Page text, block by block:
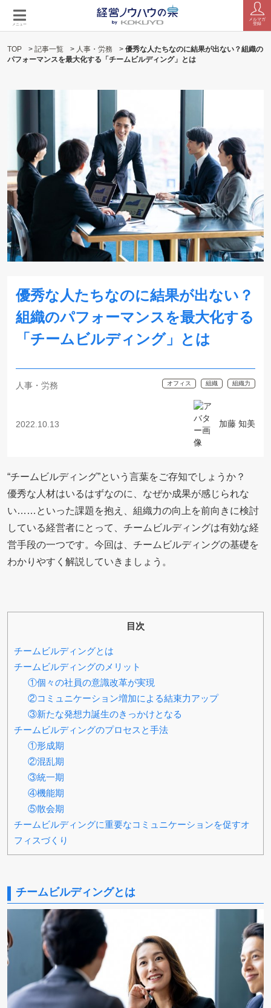
メニュー
メルマガ
登録
TOP > 記事一覧 > 人事・労務 > 優秀な人たちなのに結果が出ない？組織の
パフォーマンスを最大化する「チームビルディング」とは
優秀な人たちなのに結果が出ない？
組織のパフォーマンスを最大化する
「チームビルディング」とは
人事・労務 オフィス 組織 組織力
2022.10.13 加藤 知美
“チームビルディング”という言葉をご存知でしょうか？
優秀な人材はいるはずなのに、なぜか成果が感じられな
い……といった課題を抱え、組織力の向上を前向きに検討
している経営者にとって、チームビルディングは有効な経
営手段の一つです。今回は、チームビルディングの基礎を
わかりやすく解説していきましょう。
目次
チームビルディングとは
チームビルディングのメリット
①個々の社員の意識改革が実現
②コミュニケーション増加による結束力アップ
③新たな発想力誕生のきっかけとなる
チームビルディングのプロセスと手法
①形成期
②混乱期
③統一期
④機能期
⑤散会期
チームビルディングに重要なコミュニケーションを促すオ
フィスづくり
チームビルディングとは